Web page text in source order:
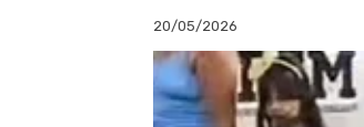
20/05/2026